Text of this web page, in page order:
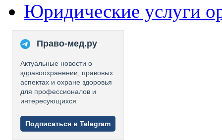
Юридические услуги
Право-мед.ру
Актуальные новости о
здравоохранении, правовых
аспектах и охране здоровья
для профессионалов и
интересующихся
Подписаться в Telegram